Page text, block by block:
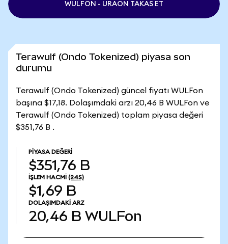
WULFON - URAON TAKAS ET
Terawulf (Ondo Tokenized) piyasa son
durumu
Terawulf (Ondo Tokenized) güncel fiyatı WULFon
başına $17,18. Dolaşımdaki arzı 20,46 B WULFon ve
Terawulf (Ondo Tokenized) toplam piyasa değeri
$351,76 B .
PIYASA DEĞERI
$351,76 B
İŞLEM HACMI (24S)
$1,69 B
DOLAŞIMDAKI ARZ
20,46 B WULFon